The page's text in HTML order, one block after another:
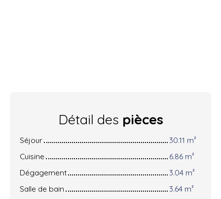
Détail des pièces
Séjour
30.11 m²
Cuisine
6.86 m²
Dégagement
3.04 m²
Salle de bain
3.64 m²